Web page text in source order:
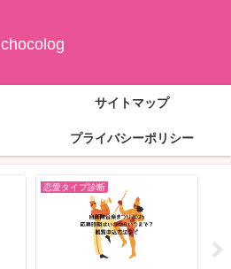
chocolog
サイトマップ
プライバシーポリシー
恋愛タイプ診断